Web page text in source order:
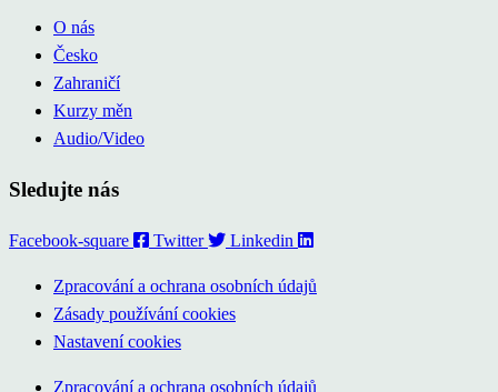
O nás
Česko
Zahraničí
Kurzy měn
Audio/Video
Sledujte nás
Facebook-square Twitter Linkedin
Zpracování a ochrana osobních údajů
Zásady používání cookies
Nastavení cookies
Zpracování a ochrana osobních údajů